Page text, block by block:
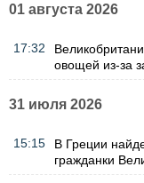
01 августа 2026
17:32
овощей из-за
31 июля 2026
15:15
В Греции
гражданки